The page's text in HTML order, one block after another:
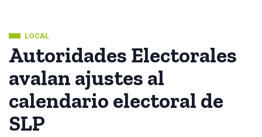
LOCAL
Autoridades Electorales
avalan ajustes al
calendario electoral de
SLP